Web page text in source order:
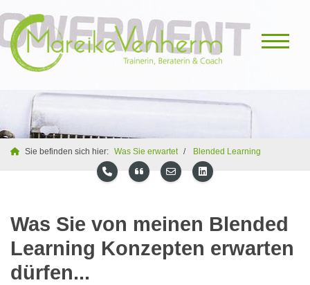
Sie befinden sich hier: Was Sie erwartet Blended Learning
Was Sie von meinen Blended
Learning Konzepten erwarten
dürfen...